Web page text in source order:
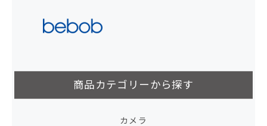
商品カテゴリーから探す
カメラ